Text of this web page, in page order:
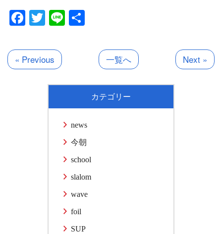
Facebook
Twitter
Line
« Previous 一覧へ Next »
カテゴリー
news
今朝
school
slalom
wave
foil
SUP